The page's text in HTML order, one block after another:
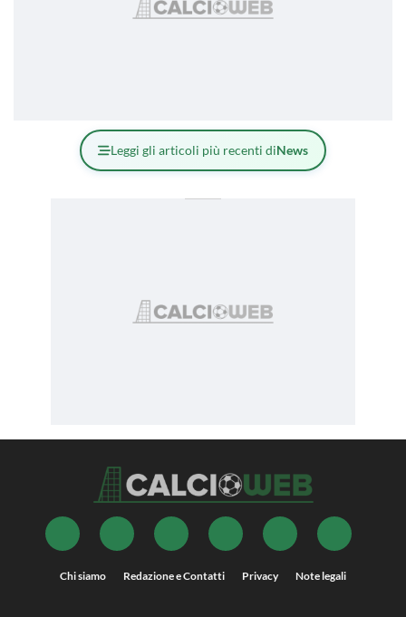
Leggi gli articoli più recenti diNews
Chi siamo Redazione e Contatti Privacy Note legali